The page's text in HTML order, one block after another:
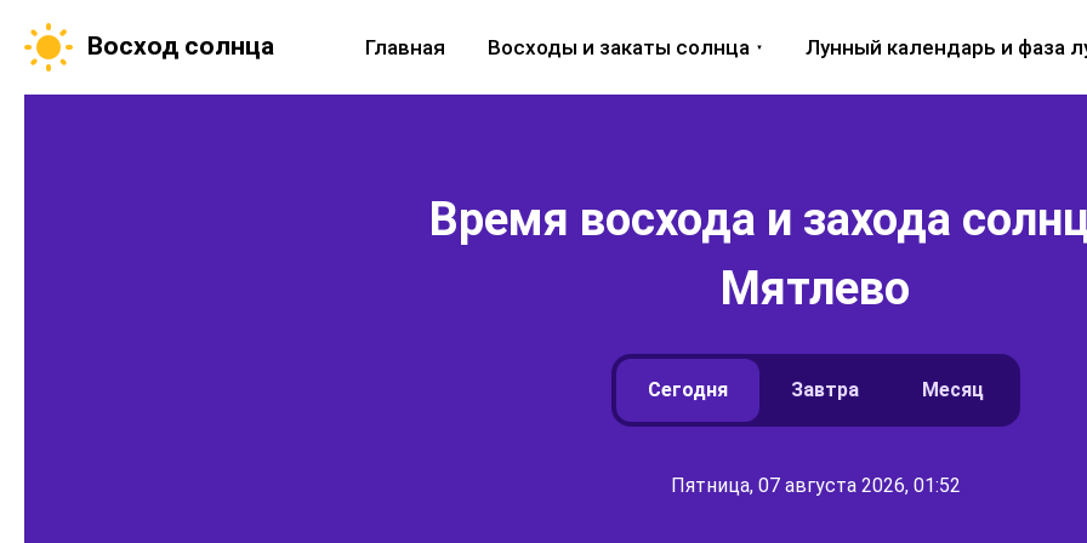
Восход солнца Главная Восходы и закаты солнца Лунный календарь и фаза
Время восхода и захода
Мятлево
Сегодня Завтра Месяц
Пятница, 07 августа 2026, 01:52